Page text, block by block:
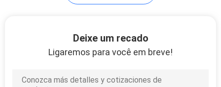
Deixe um recado
Ligaremos para você em breve!